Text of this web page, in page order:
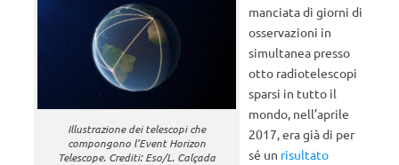
Illustrazione dei telescopi che
compongono l’Event Horizon
Telescope. Crediti: Eso/L. Calçada
manciata di giorni di
osservazioni in
simultanea presso
otto radiotelescopi
sparsi in tutto il
mondo, nell’aprile
2017, era già di per
sé un risultato